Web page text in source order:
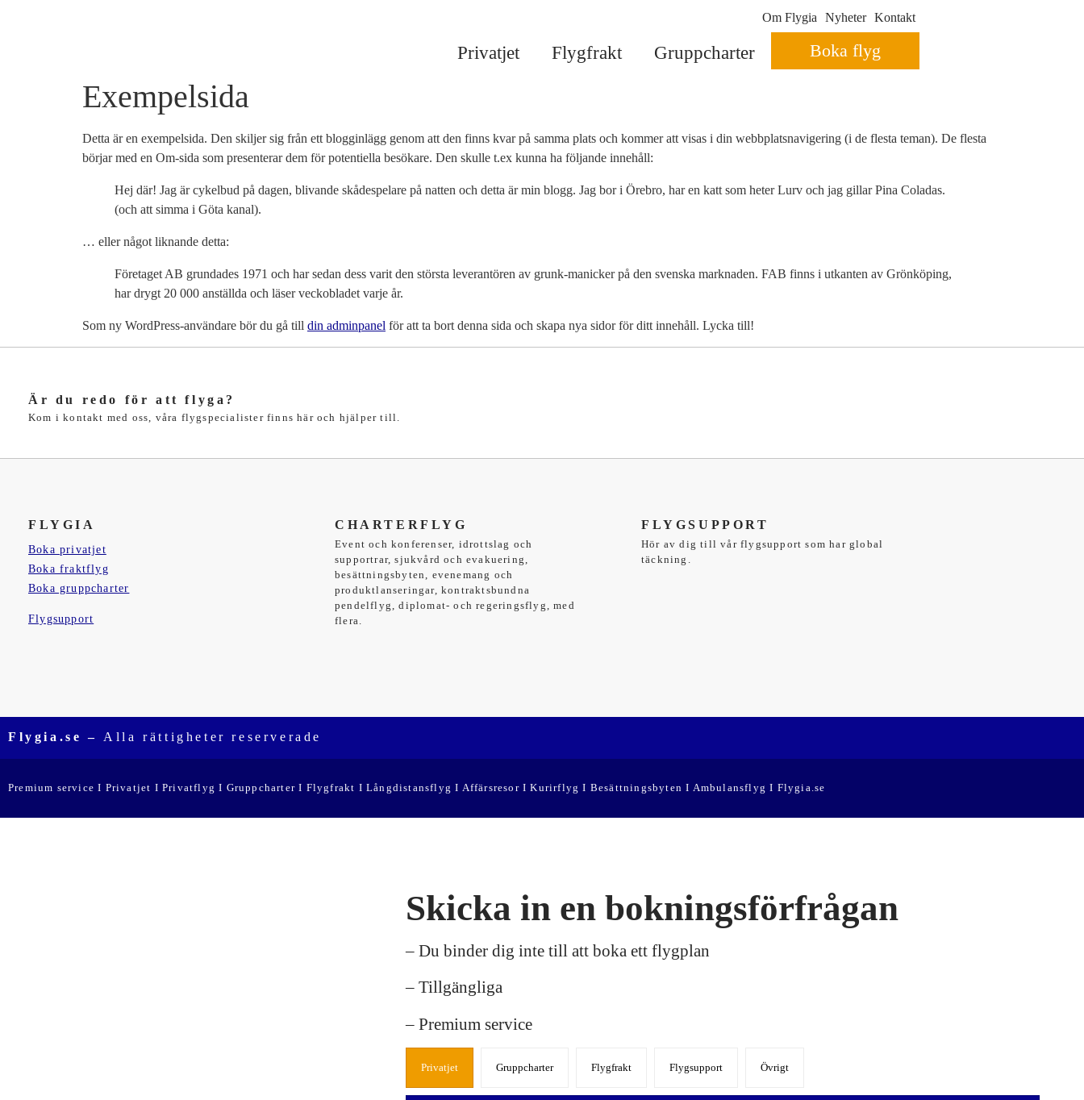
Om Flygia Nyheter Kontakt
Privatjet Flygfrakt Gruppcharter Boka flyg
Exempelsida
Detta är en exempelsida. Den skiljer sig från ett blogginlägg genom att den finns kvar på samma plats och kommer att visas i din webbplatsnavigering (i de flesta teman). De flesta
börjar med en Om-sida som presenterar dem för potentiella besökare. Den skulle t.ex kunna ha följande innehåll:
Hej där! Jag är cykelbud på dagen, blivande skådespelare på natten och detta är min blogg. Jag bor i Örebro, har en katt som heter Lurv och jag gillar Pina Coladas.
(och att simma i Göta kanal).
… eller något liknande detta:
Företaget AB grundades 1971 och har sedan dess varit den största leverantören av grunk-manicker på den svenska marknaden. FAB finns i utkanten av Grönköping,
har drygt 20 000 anställda och läser veckobladet varje år.
Som ny WordPress-användare bör du gå till din adminpanel för att ta bort denna sida och skapa nya sidor för ditt innehåll. Lycka till!
Är du redo för att flyga?
Kom i kontakt med oss, våra flygspecialister finns här och hjälper till.
FLYGIA
Boka privatjet
Boka fraktflyg
Boka gruppcharter
Flygsupport
CHARTERFLYG
Event och konferenser, idrottslag och
supportrar, sjukvård och evakuering,
besättningsbyten, evenemang och
produktlanseringar, kontraktsbundna
pendelflyg, diplomat- och regeringsflyg, med
flera.
FLYGSUPPORT
Hör av dig till vår flygsupport som har global
täckning.
Flygia.se – Alla rättigheter reserverade
Premium service I Privatjet I Privatflyg I Gruppcharter I Flygfrakt I Långdistansflyg I Affärsresor I Kurirflyg I Besättningsbyten I Ambulansflyg I Flygia.se
Skicka in en bokningsförfrågan
– Du binder dig inte till att boka ett flygplan
– Tillgängliga
– Premium service
Privatjet Gruppcharter Flygfrakt Flygsupport Övrigt